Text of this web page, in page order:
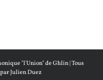
"l'Union" de Ghlin| Tous
Julien Duez